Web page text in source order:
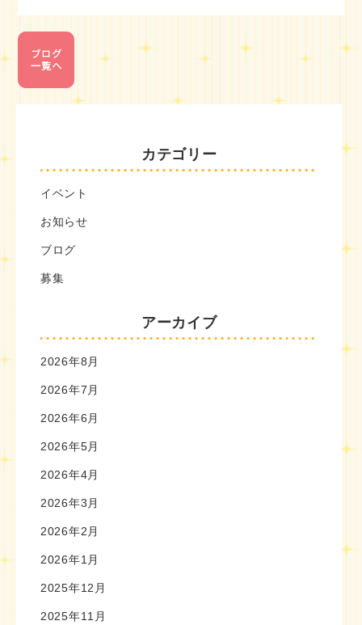
カテゴリー
イベント
お知らせ
ブログ
募集
アーカイブ
2026年8月
2026年7月
2026年6月
2026年5月
2026年4月
2026年3月
2026年2月
2026年1月
2025年12月
2025年11月